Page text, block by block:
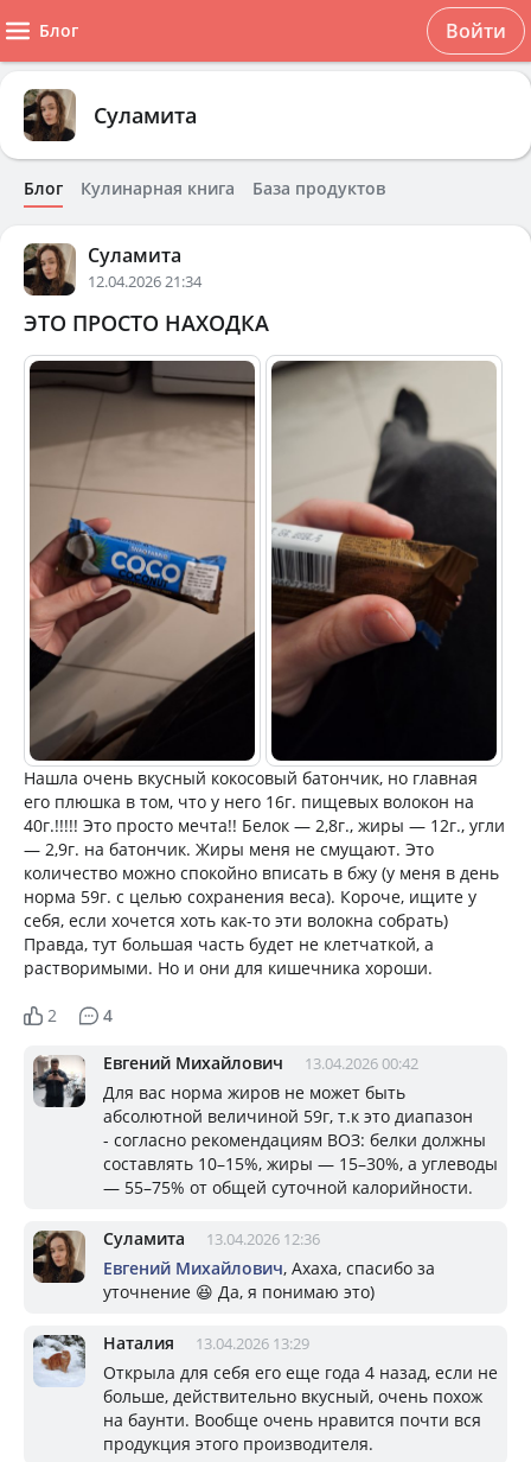
Блог Войти
Суламита
Блог Кулинарная книга База продуктов
Суламита
12.04.2026 21:34
ЭТО ПРОСТО НАХОДКА
Нашла очень вкусный кокосовый батончик, но главная
его плюшка в том, что у него 16г. пищевых волокон на
40г.!!!!! Это просто мечта!! Белок — 2,8г., жиры — 12г., угли
— 2,9г. на батончик. Жиры меня не смущают. Это
количество можно спокойно вписать в бжу (у меня в день
норма 59г. с целью сохранения веса). Короче, ищите у
себя, если хочется хоть как-то эти волокна собрать)
Правда, тут большая часть будет не клетчаткой, а
растворимыми. Но и они для кишечника хороши.
2 4
Евгений Михайлович 13.04.2026 00:42
Для вас норма жиров не может быть
абсолютной величиной 59г, т.к это диапазон
- согласно рекомендациям ВОЗ: белки должны
составлять 10–15%, жиры — 15–30%, а углеводы
— 55–75% от общей суточной калорийности.
Суламита 13.04.2026 12:36
Евгений Михайлович, Ахаха, спасибо за
уточнение 😆 Да, я понимаю это)
Наталия 13.04.2026 13:29
Открыла для себя его еще года 4 назад, если не
больше, действительно вкусный, очень похож
на баунти. Вообще очень нравится почти вся
продукция этого производителя.